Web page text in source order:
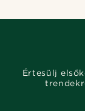
Értesülj